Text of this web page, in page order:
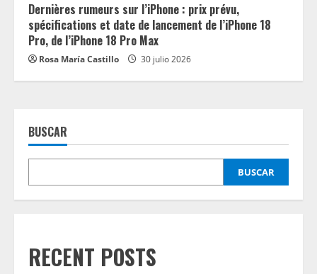
Dernières rumeurs sur l’iPhone : prix prévu,
spécifications et date de lancement de l’iPhone 18
Pro, de l’iPhone 18 Pro Max
Rosa María Castillo 30 julio 2026
BUSCAR
BUSCAR
RECENT POSTS